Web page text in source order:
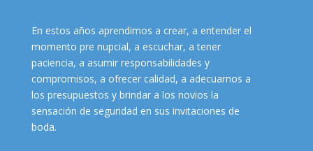
En estos años aprendimos a crear, a entender el
momento pre nupcial, a escuchar, a tener
paciencia, a asumir responsabilidades y
compromisos, a ofrecer calidad, a adecuarnos a
los presupuestos y brindar a los novios la
sensación de seguridad en sus invitaciones de
boda.